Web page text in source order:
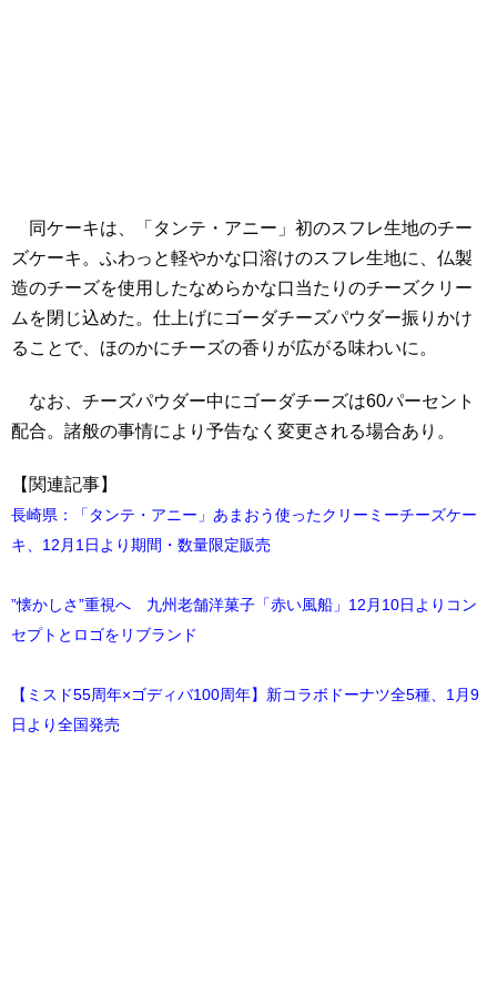
同ケーキは、「タンテ・アニー」初のスフレ生地のチー
ズケーキ。ふわっと軽やかな口溶けのスフレ生地に、仏製
造のチーズを使用したなめらかな口当たりのチーズクリー
ムを閉じ込めた。仕上げにゴーダチーズパウダー振りかけ
ることで、ほのかにチーズの香りが広がる味わいに。
なお、チーズパウダー中にゴーダチーズは60パーセント
配合。諸般の事情により予告なく変更される場合あり。
【関連記事】
長崎県：「タンテ・アニー」あまおう使ったクリーミーチーズケー
キ、12月1日より期間・数量限定販売
”懐かしさ”重視へ 九州老舗洋菓子「赤い風船」12月10日よりコン
セプトとロゴをリブランド
【ミスド55周年×ゴディバ100周年】新コラボドーナツ全5種、1月9
日より全国発売